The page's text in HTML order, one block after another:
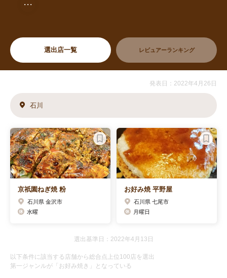
・・・
選出店一覧 レビュアーランキング
発表日：2022年4月26日
石川
京祇園ねぎ焼 粉
石川県 金沢市
水曜
お好み焼 平野屋
石川県 七尾市
月曜日
選出基準日：2022年4月13日
以下条件に該当する店舗から総合点上位100店を選出
第一ジャンルが「お好み焼き」となっている